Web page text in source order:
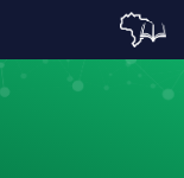
- 4.7